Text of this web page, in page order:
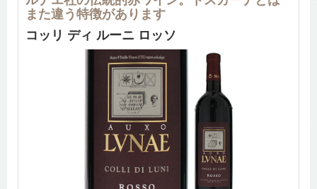
また違う特徴があります
コッリ ディ ルーニ ロッソ